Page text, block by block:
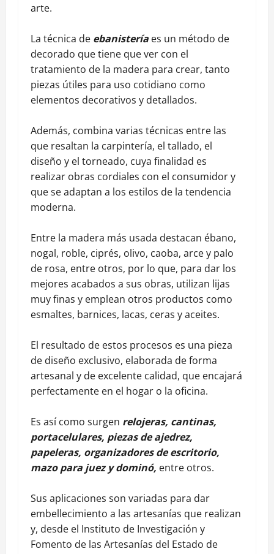
arte.
La técnica de ebanistería es un método de
decorado que tiene que ver con el
tratamiento de la madera para crear, tanto
piezas útiles para uso cotidiano como
elementos decorativos y detallados.
Además, combina varias técnicas entre las
que resaltan la carpintería, el tallado, el
diseño y el torneado, cuya finalidad es
realizar obras cordiales con el consumidor y
que se adaptan a los estilos de la tendencia
moderna.
Entre la madera más usada destacan ébano,
nogal, roble, ciprés, olivo, caoba, arce y palo
de rosa, entre otros, por lo que, para dar los
mejores acabados a sus obras, utilizan lijas
muy finas y emplean otros productos como
esmaltes, barnices, lacas, ceras y aceites.
El resultado de estos procesos es una pieza
de diseño exclusivo, elaborada de forma
artesanal y de excelente calidad, que encajará
perfectamente en el hogar o la oficina.
Es así como surgen relojeras, cantinas,
portacelulares, piezas de ajedrez,
papeleras, organizadores de escritorio,
mazo para juez y dominó, entre otros.
Sus aplicaciones son variadas para dar
embellecimiento a las artesanías que realizan
y, desde el Instituto de Investigación y
Fomento de las Artesanías del Estado de